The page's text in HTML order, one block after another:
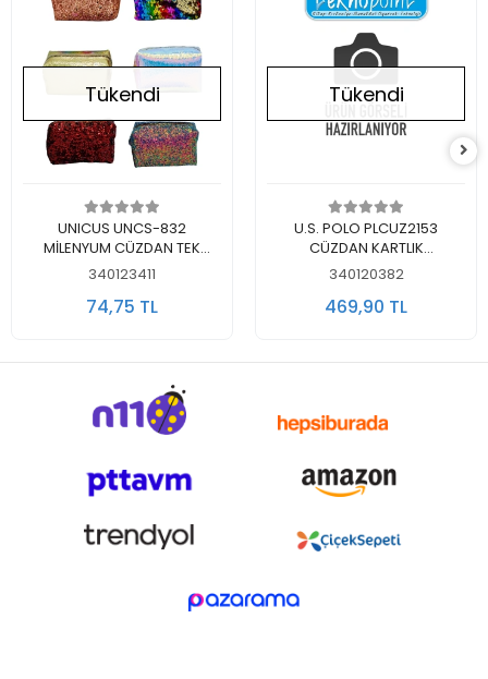
Stokta Yok
Tükendi
UNICUS UNCS-832
MİLENYUM CÜZDAN TEK
GÖZLÜ
340123411
74,75 TL
Stokta Yok
Tükendi
U.S. POLO PLCUZ2153
CÜZDAN KARTLIK
MEKANİZMALI LACİVERT
340120382
469,90 TL